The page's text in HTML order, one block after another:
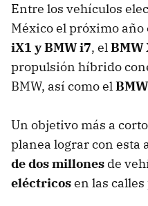
Entre los vehículos
México el próximo año
iX1 y BMW i7, elBMW
propulsión híbrido
BMW, así como el
Un objetivo más a
planea lograr con esta
de dos millones de
eléctricosen las